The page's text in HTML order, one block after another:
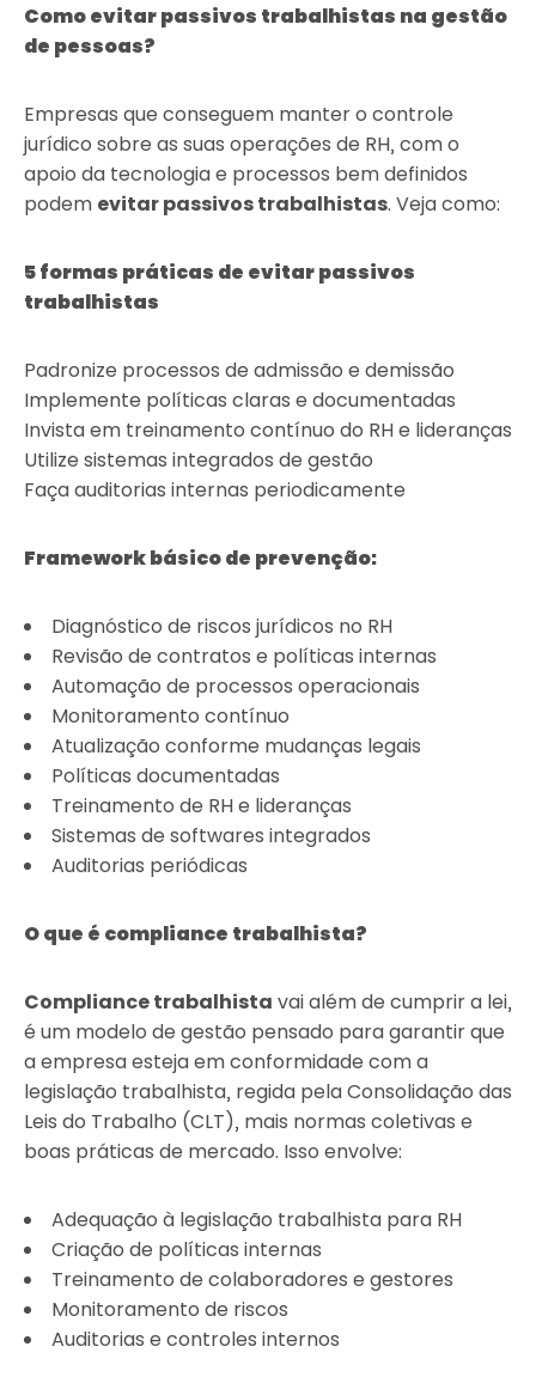
Como evitar passivos trabalhistas na gestão
de pessoas?
Empresas que conseguem manter o controle
jurídico sobre as suas operações de RH, com o
apoio da tecnologia e processos bem definidos
podem evitar passivos trabalhistas. Veja como:
5 formas práticas de evitar passivos
trabalhistas
Padronize processos de admissão e demissão
Implemente políticas claras e documentadas
Invista em treinamento contínuo do RH e lideranças
Utilize sistemas integrados de gestão
Faça auditorias internas periodicamente
Framework básico de prevenção:
Diagnóstico de riscos jurídicos no RH
Revisão de contratos e políticas internas
Automação de processos operacionais
Monitoramento contínuo
Atualização conforme mudanças legais
Políticas documentadas
Treinamento de RH e lideranças
Sistemas de softwares integrados
Auditorias periódicas
O que é compliance trabalhista?
Compliance trabalhista vai além de cumprir a lei,
é um modelo de gestão pensado para garantir que
a empresa esteja em conformidade com a
legislação trabalhista, regida pela Consolidação das
Leis do Trabalho (CLT), mais normas coletivas e
boas práticas de mercado. Isso envolve:
Adequação à legislação trabalhista para RH
Criação de políticas internas
Treinamento de colaboradores e gestores
Monitoramento de riscos
Auditorias e controles internos